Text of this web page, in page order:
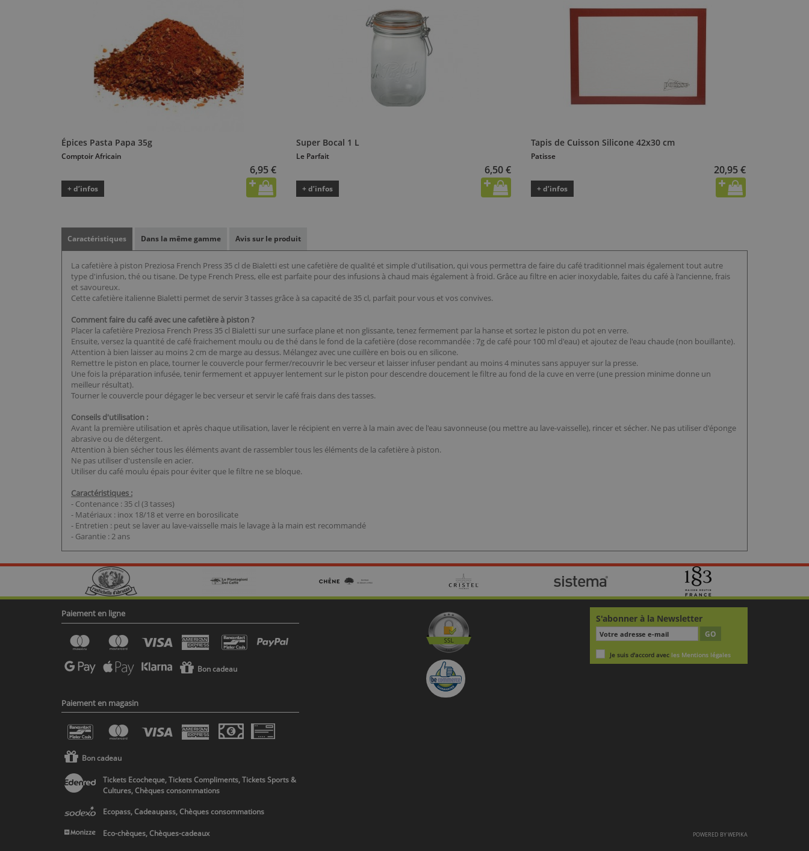
Épices Pasta Papa 35g
Comptoir Africain
6,95 €
+ d’infos
Super Bocal 1 L
Le Parfait
6,50 €
+ d’infos
Tapis de Cuisson Silicone 42x30 cm
Patisse
20,95 €
+ d’infos
Caractéristiques Dans la même gamme Avis sur le produit
La cafetière à piston Preziosa French Press 35 cl de Bialetti est une cafetière de qualité et simple d'utilisation, qui vous permettra de faire du café traditionnel mais également tout autre
type d'infusion, thé ou tisane. De type French Press, elle est parfaite pour des infusions à chaud mais également à froid. Grâce au filtre en acier inoxydable, faites du café à l'ancienne, frais
et savoureux.
Cette cafetière italienne Bialetti permet de servir 3 tasses grâce à sa capacité de 35 cl, parfait pour vous et vos convives.
Comment faire du café avec une cafetière à piston ?
Placer la cafetière Preziosa French Press 35 cl Bialetti sur une surface plane et non glissante, tenez fermement par la hanse et sortez le piston du pot en verre.
Ensuite, versez la quantité de café fraichement moulu ou de thé dans le fond de la cafetière (dose recommandée : 7g de café pour 100 ml d'eau) et ajoutez de l'eau chaude (non bouillante).
Attention à bien laisser au moins 2 cm de marge au dessus. Mélangez avec une cuillère en bois ou en silicone.
Remettre le piston en place, tourner le couvercle pour fermer/recouvrir le bec verseur et laisser infuser pendant au moins 4 minutes sans appuyer sur la presse.
Une fois la préparation infusée, tenir fermement et appuyer lentement sur le piston pour descendre doucement le filtre au fond de la cuve en verre (une pression minime donne un
meilleur résultat).
Tourner le couvercle pour dégager le bec verseur et servir le café frais dans des tasses.
Conseils d'utilisation :
Avant la première utilisation et après chaque utilisation, laver le récipient en verre à la main avec de l'eau savonneuse (ou mettre au lave-vaisselle), rincer et sécher. Ne pas utiliser d'éponge
abrasive ou de détergent.
Attention à bien sécher tous les éléments avant de rassembler tous les éléments de la cafetière à piston.
Ne pas utiliser d'ustensile en acier.
Utiliser du café moulu épais pour éviter que le filtre ne se bloque.
Caractéristiques :
- Contenance : 35 cl (3 tasses)
- Matériaux : inox 18/18 et verre en borosilicate
- Entretien : peut se laver au lave-vaisselle mais le lavage à la main est recommandé
- Garantie : 2 ans
Paiement en ligne
Bon cadeau
Paiement en magasin
Bon cadeau
Tickets Ecocheque, Tickets Compliments, Tickets Sports &
Cultures, Chèques consommations
Ecopass, Cadeaupass, Chèques consommations
Eco-chèques, Chèques-cadeaux
S'abonner à la Newsletter
GO
Je suis d'accord avec les Mentions légales
POWERED BYWEPIKA